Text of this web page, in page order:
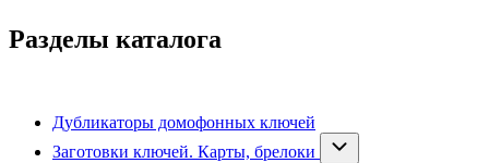
Разделы каталога
Дубликаторы домофонных ключей
Заготовки ключей. Карты, брелоки